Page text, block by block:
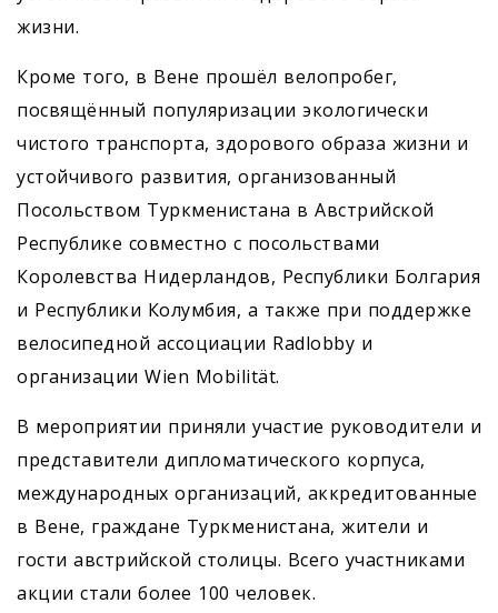
жизни.
Кроме того, в Вене прошёл велопробег,
посвящённый популяризации экологически
чистого транспорта, здорового образа жизни и
устойчивого развития, организованный
Посольством Туркменистана в Австрийской
Республике совместно с посольствами
Королевства Нидерландов, Республики Болгария
и Республики Колумбия, а также при поддержке
велосипедной ассоциации Radlobby и
организации Wien Mobilität.
В мероприятии приняли участие руководители и
представители дипломатического корпуса,
международных организаций, аккредитованные
в Вене, граждане Туркменистана, жители и
гости австрийской столицы. Всего участниками
акции стали более 100 человек.